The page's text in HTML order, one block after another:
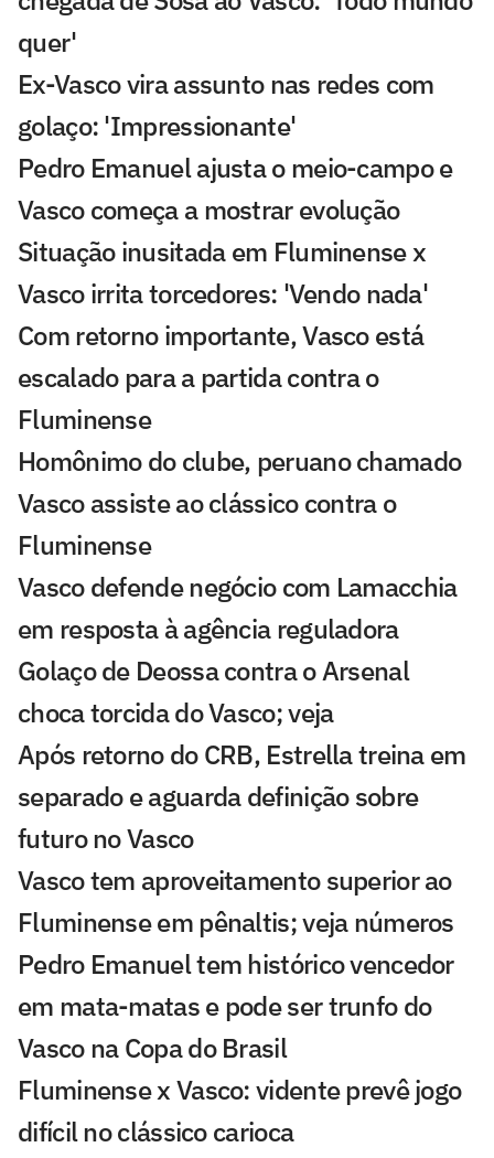
quer'
Ex-Vasco vira assunto nas redes com
golaço: 'Impressionante'
Pedro Emanuel ajusta o meio-campo e
Vasco começa a mostrar evolução
Situação inusitada em Fluminense x
Vasco irrita torcedores: 'Vendo nada'
Com retorno importante, Vasco está
escalado para a partida contra o
Fluminense
Homônimo do clube, peruano chamado
Vasco assiste ao clássico contra o
Fluminense
Vasco defende negócio com Lamacchia
em resposta à agência reguladora
Golaço de Deossa contra o Arsenal
choca torcida do Vasco; veja
Após retorno do CRB, Estrella treina em
separado e aguarda definição sobre
futuro no Vasco
Vasco tem aproveitamento superior ao
Fluminense em pênaltis; veja números
Pedro Emanuel tem histórico vencedor
em mata-matas e pode ser trunfo do
Vasco na Copa do Brasil
Fluminense x Vasco: vidente prevê jogo
difícil no clássico carioca